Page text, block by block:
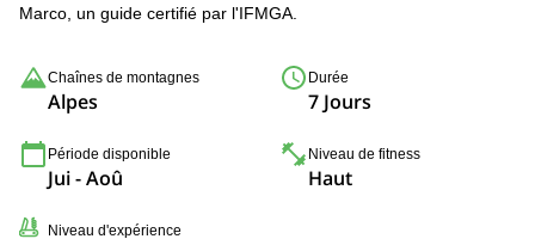
Marco, un guide certifié par l'IFMGA.
Chaînes de montagnes
Alpes
Durée
7 Jours
Période disponible
Jui - Aoû
Niveau de fitness
Haut
Niveau d'expérience